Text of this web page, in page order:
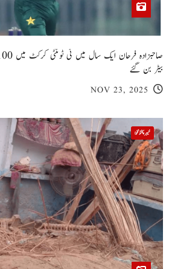
بیٹر بن گئے
NOV 23, 2025
خیبر پختونخوا